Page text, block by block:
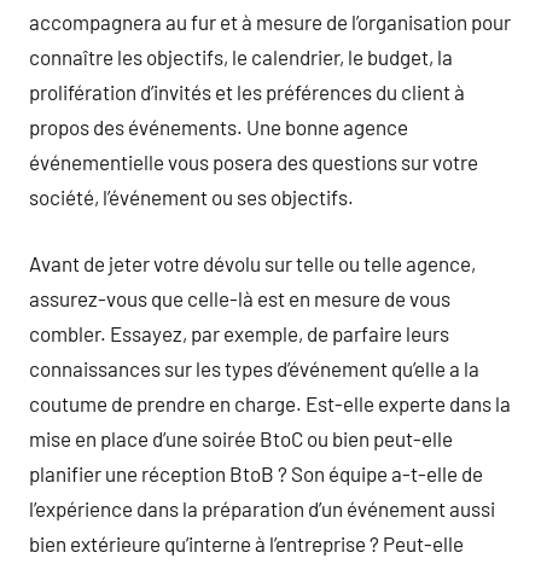
accompagnera au fur et à mesure de l’organisation pour
connaître les objectifs, le calendrier, le budget, la
prolifération d’invités et les préférences du client à
propos des événements. Une bonne agence
événementielle vous posera des questions sur votre
société, l’événement ou ses objectifs.
Avant de jeter votre dévolu sur telle ou telle agence,
assurez-vous que celle-là est en mesure de vous
combler. Essayez, par exemple, de parfaire leurs
connaissances sur les types d’événement qu’elle a la
coutume de prendre en charge. Est-elle experte dans la
mise en place d’une soirée BtoC ou bien peut-elle
planifier une réception BtoB ? Son équipe a-t-elle de
l’expérience dans la préparation d’un événement aussi
bien extérieure qu’interne à l’entreprise ? Peut-elle